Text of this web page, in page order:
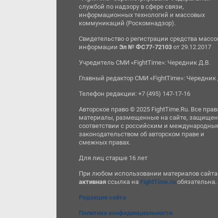
службой по надзору в сфере связи,
информационных технологий и массовых
коммуникаций (Роскомнадзор).
Свидетельство о регистрации средства
информацииЭл № ФС77-72103 от 29.12.2017
Учредитель СМИ «FightTime»: Чередник Д.В.
Главный редактор СМИ «FightTime»: Чередник
Телефон редакции: +7 (495) 147-17-16
Авторское право © 2025 FightTime.Ru. Все
материалы, размещенные на сайте,
соответствии с российским и
законодательством об авторском праве и
смежных правах.
Для лиц старше 16 лет
При любом использовании материалов сайта
активная ссылка на FightTime.ru обязательна.
Редакция сайта
Политика конфиденциальности